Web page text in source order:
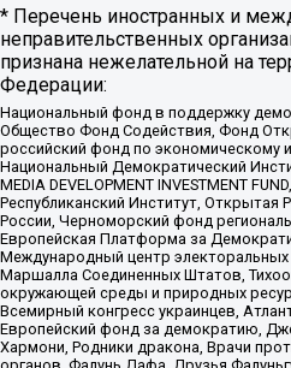
* Перечень иностранных и
неправительственных
признана нежелательной на
Федерации:
Национальный фонд в поддержку
Общество Фонд Содействия, Фонд
российский фонд по экономическому
Национальный Демократический
MEDIA DEVELOPMENT INVESTMENT
Республиканский Институт, Открытая
России, Черноморский фонд
Европейская Платформа за
Международный центр
Маршалла Соединенных Штатов,
окружающей среды и природных
Всемирный конгресс украинцев,
Европейский фонд за демократию,
Хармони, Родники дракона, Врачи